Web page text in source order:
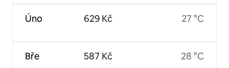
Úno
Bře
629 Kč
587 Kč
27 °C
28 °C